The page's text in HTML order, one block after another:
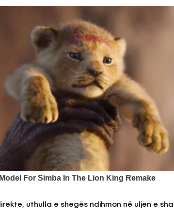
uthulla e shegës ndihmon në uljen e